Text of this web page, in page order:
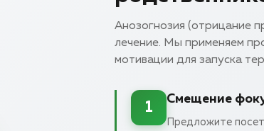
Анозогнозия (отрицание
лечение. Мы применяем
мотивации для запуска
1
Смещение
Предложите